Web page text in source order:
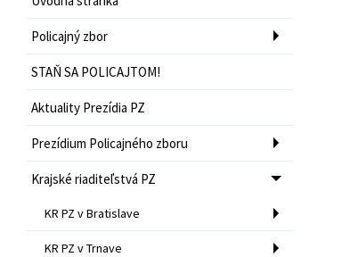
Policajný zbor
STAŇ SA POLICAJTOM!
Aktuality Prezídia PZ
Prezídium Policajného zboru
Krajské riaditeľstvá PZ
KR PZ v Bratislave
KR PZ v Trnave